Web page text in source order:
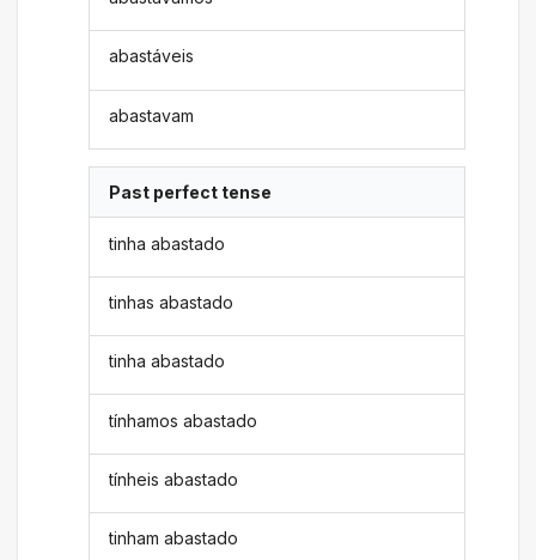
abastáveis
abastavam
Past perfect tense
tinha abastado
tinhas abastado
tinha abastado
tínhamos abastado
tínheis abastado
tinham abastado